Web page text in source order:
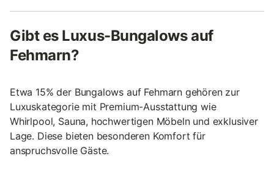
Gibt es Luxus-Bungalows auf
Fehmarn?
Etwa 15% der Bungalows auf Fehmarn gehören zur
Luxuskategorie mit Premium-Ausstattung wie
Whirlpool, Sauna, hochwertigen Möbeln und exklusiver
Lage. Diese bieten besonderen Komfort für
anspruchsvolle Gäste.